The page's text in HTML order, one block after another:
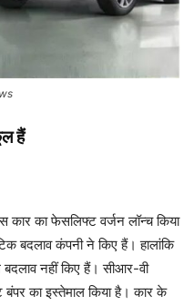
हैं
कार का फेसलिफ्ट वर्जन लॉन्च किया
बदलाव कंपनी ने किए हैं। हालांकि
नहीं किए हैं। सीआर-वी
का इस्तेमाल किया है। कार के